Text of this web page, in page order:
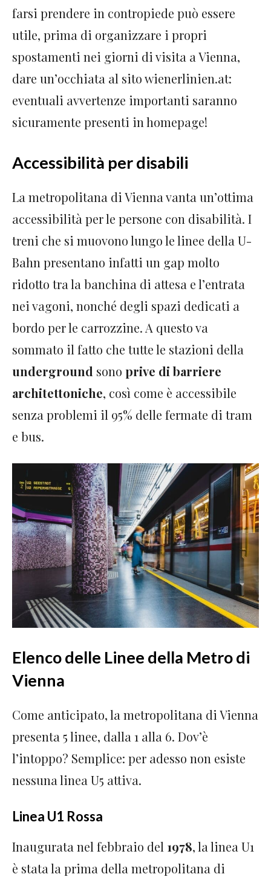
farsi prendere in contropiede può essere
utile, prima di organizzare i propri
spostamenti nei giorni di visita a Vienna,
dare un’occhiata al sito wienerlinien.at:
eventuali avvertenze importanti saranno
sicuramente presenti in homepage!
Accessibilità per disabili
La metropolitana di Vienna vanta un’ottima
accessibilità per le persone con disabilità. I
treni che si muovono lungo le linee della U-
Bahn presentano infatti un gap molto
ridotto tra la banchina di attesa e l’entrata
nei vagoni, nonché degli spazi dedicati a
bordo per le carrozzine. A questo va
sommato il fatto che tutte le stazioni della
underground sono prive di barriere
architettoniche, così come è accessibile
senza problemi il 95% delle fermate di tram
e bus.
Elenco delle Linee della Metro di
Vienna
Come anticipato, la metropolitana di Vienna
presenta 5 linee, dalla 1 alla 6. Dov’è
l’intoppo? Semplice: per adesso non esiste
nessuna linea U5 attiva.
Linea U1 Rossa
Inaugurata nel febbraio del 1978, la linea U1
è stata la prima della metropolitana di